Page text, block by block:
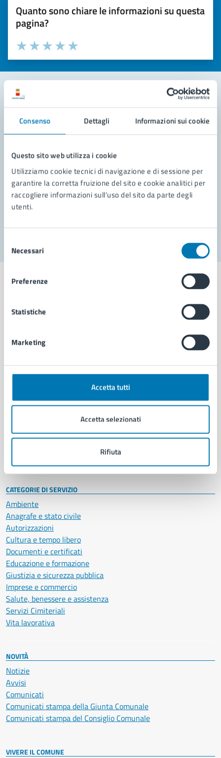
Consenso Dettagli Informazioni sui cookie
Questo sito web utilizza i cookie
Utilizziamo cookie tecnici di navigazione e di sessione per
garantire la corretta fruizione del sito e cookie analitici per
raccogliere informazioni sull'uso del sito da parte degli
utenti.
delNecessari
Preferenze
Statistiche
Marketing
Accetta tutti
Accetta selezionati
Rifiuta
Quanto sono chiare le informazioni su questa
pagina?
Valuta la chiarezza delle informazioni (da 1 a 5 stelle)
Seleziona il numero di stelle per valutare la chiarezza delle
Valuta 5 stelle su 5
Valuta 4 stelle su 5
Valuta 3 stelle su 5
Valuta 2 stelle su 5
Valuta 1 stelle su 5
Leggi le domande frequenti
Richiedi assistenza
Prenota appuntamento
Problemi in città
Comune di Napoli
AMMINISTRAZIONE
Organi di governo
Enti e fondazioni
Personale amministrativo
Intranet, posta aziendale e protocollo
CATEGORIE DI SERVIZIO
Ambiente
Anagrafe e stato civile
Autorizzazioni
Cultura e tempo libero
Documenti e certificati
Educazione e formazione
Giustizia e sicurezza pubblica
Imprese e commercio
Salute, benessere e assistenza
Servizi Cimiteriali
Vita lavorativa
NOVITÀ
Notizie
Avvisi
Comunicati
Comunicati stampa della Giunta Comunale
Comunicati stampa del Consiglio Comunale
VIVERE IL COMUNE